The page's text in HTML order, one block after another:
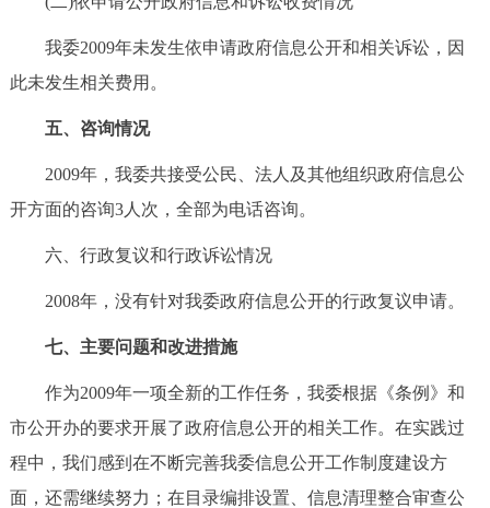
我委2009年未发生依申请政府信息公开和相关诉讼，因
此未发生相关费用。
五、咨询情况
2009年，我委共接受公民、法人及其他组织政府信息公
开方面的咨询3人次，全部为电话咨询。
六、行政复议和行政诉讼情况
2008年，没有针对我委政府信息公开的行政复议申请。
七、主要问题和改进措施
作为2009年一项全新的工作任务，我委根据《条例》和
市公开办的要求开展了政府信息公开的相关工作。在实践过
程中，我们感到在不断完善我委信息公开工作制度建设方
面，还需继续努力；在目录编排设置、信息清理整合审查公